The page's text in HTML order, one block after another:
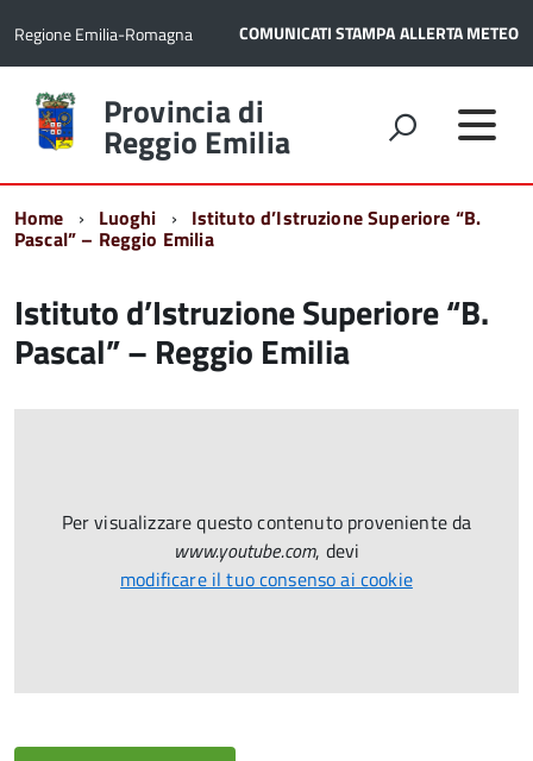
Regione Emilia-Romagna COMUNICATI STAMPAALLERTA METEO
Torna
alla
home
Provincia di
Reggio Emilia
Home Luoghi Istituto d’Istruzione Superiore “B.
Pascal” – Reggio Emilia
Istituto d’Istruzione Superiore “B.
Pascal” – Reggio Emilia
Per visualizzare questo contenuto proveniente da
www.youtube.com, devi
modificare il tuo consenso ai cookie